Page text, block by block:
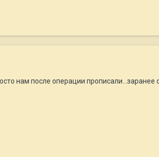
нам после операции прописали...заранее